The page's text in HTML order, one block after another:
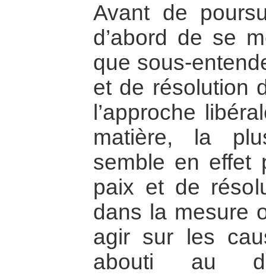
Avant de
d’abord de se
que sous-
et de résolution
l’approche
matière, la
semble en effet
paix et de
dans la mesure
agir sur les
abouti au